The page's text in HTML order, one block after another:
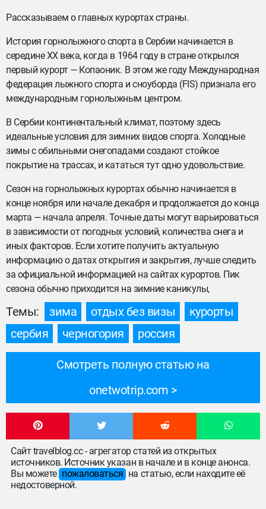
Рассказываем о главных курортах страны.
История горнолыжного спорта в Сербии начинается в
середине XX века, когда в 1964 году в стране открылся
первый курорт — Копаоник. В этом же году Международная
федерация лыжного спорта и сноуборда (FIS) признала его
международным горнолыжным центром.
В Сербии континентальный климат, поэтому здесь
идеальные условия для зимних видов спорта. Холодные
зимы с обильными снегопадами создают стойкое
покрытие на трассах, и кататься тут одно удовольствие.
Сезон на горнолыжных курортах обычно начинается в
конце ноября или начале декабря и продолжается до конца
марта — начала апреля. Точные даты могут варьироваться
в зависимости от погодных условий, количества снега и
иных факторов. Если хотите получить актуальную
информацию о датах открытия и закрытия, лучше следить
за официальной информацией на сайтах курортов. Пик
сезона обычно приходится на зимние каникулы,
Темы: зима отдых без визы
курорты
сербия
черногория россия
Смотреть полную статью на
onetwotrip.com
Сайт travelblog.cc - агрегатор статей из открытых
источников. Источник указан в начале и в конце анонса.
Вы можете пожаловаться на статью, если находите её
недостоверной.